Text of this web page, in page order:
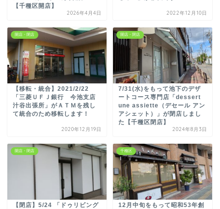
【千種区開店】
2026年4月4日 2022年12月10日
開店・閉店
【移転・統合】2021/2/22
「三菱ＵＦＪ銀行 今池支店
汁谷出張所」がＡＴＭを残し
て統合のため移転します！
2020年12月19日
開店・閉店
7/31(水)をもって池下のデザ
ートコース専門店「dessert
une assiette（デセール アン
アシェット）」が閉店しまし
た【千種区閉店】
2024年8月3日
開店・閉店
【閉店】5/24 「ドゥリビング
千種区
12月中旬をもって昭和53年創